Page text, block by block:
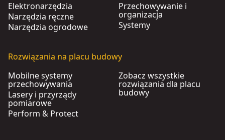
Elektronarzędzia
Narzędzia ręczne
Narzędzia ogrodowe
Przechowywanie i
organizacja
Systemy
Rozwiązania na placu budowy
Mobilne systemy
przechowywania
Lasery i przyrządy
pomiarowe
Perform & Protect
Zobacz wszystkie
rozwiązania dla placu
budowy